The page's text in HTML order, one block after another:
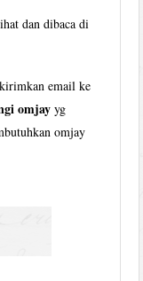
dan dibaca di
email ke
omjay yg
omjay